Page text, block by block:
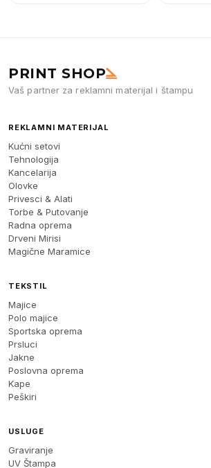
PRINT SHOP
Vaš partner za reklamni materijal i štampu
REKLAMNI MATERIJAL
Kućni setovi
Tehnologija
Kancelarija
Olovke
Privesci & Alati
Torbe & Putovanje
Radna oprema
Drveni Mirisi
Magične Maramice
TEKSTIL
Majice
Polo majice
Sportska oprema
Prsluci
Jakne
Poslovna oprema
Kape
Peškiri
USLUGE
Graviranje
UV Štampa